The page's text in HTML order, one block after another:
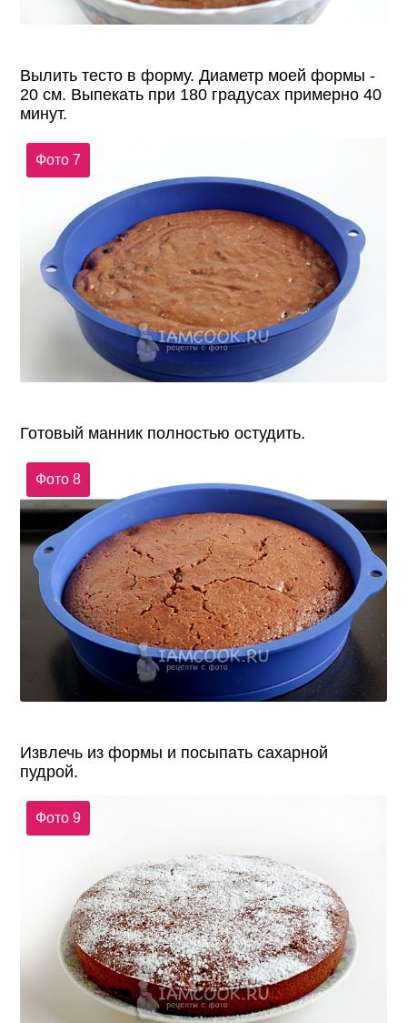
Вылить тесто в форму. Диаметр моей формы -
20 см. Выпекать при 180 градусах примерно 40
минут.
Фото 7
Готовый манник полностью остудить.
Фото 8
Извлечь из формы и посыпать сахарной
пудрой.
Фото 9